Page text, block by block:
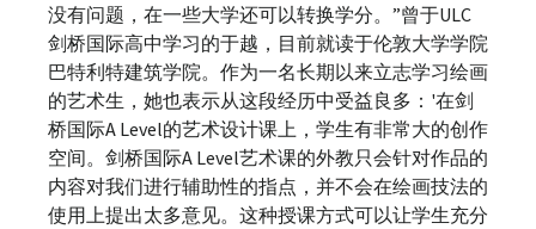
没有问题，在一些大学还可以转换学分。”曾于ULC
剑桥国际高中学习的于越，目前就读于伦敦大学学院
巴特利特建筑学院。作为一名长期以来立志学习绘画
的艺术生，她也表示从这段经历中受益良多：'在剑
桥国际A Level的艺术设计课上，学生有非常大的创作
空间。剑桥国际A Level艺术课的外教只会针对作品的
内容对我们进行辅助性的指点，并不会在绘画技法的
使用上提出太多意见。这种授课方式可以让学生充分